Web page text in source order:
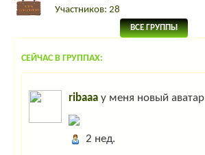
Участников: 28
ВСЕ ГРУППЫ
СЕЙЧАС В ГРУППАХ:
ribaaa у меня новый аватар
2 нед.